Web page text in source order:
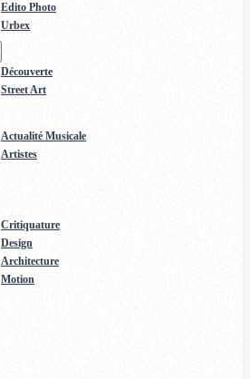
Edito Photo
Urbex
Découverte
Street Art
Actualité Musicale
Artistes
Critiquature
Design
Architecture
Motion